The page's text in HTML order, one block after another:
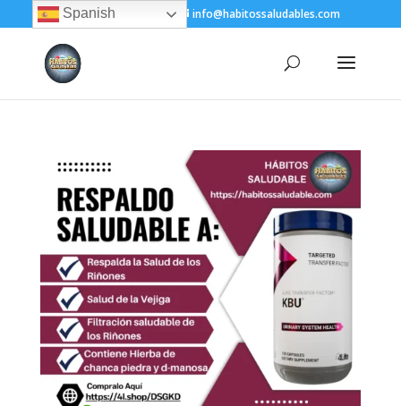
+(505) 8200-1450 info@habitossaludables.com
Spanish